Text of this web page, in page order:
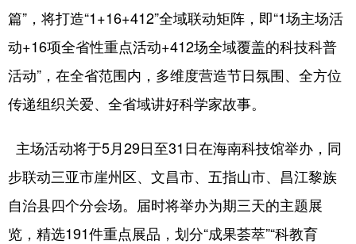
篇”，将打造“1+16+412”全域联动矩阵，即“1场主场活
动+16项全省性重点活动+412场全域覆盖的科技科普
活动”，在全省范围内，多维度营造节日氛围、全方位
传递组织关爱、全省域讲好科学家故事。
主场活动将于5月29日至31日在海南科技馆举办，同
步联动三亚市崖州区、文昌市、五指山市、昌江黎族
自治县四个分会场。届时将举办为期三天的主题展
览，精选191件重点展品，划分“成果荟萃”“科教育